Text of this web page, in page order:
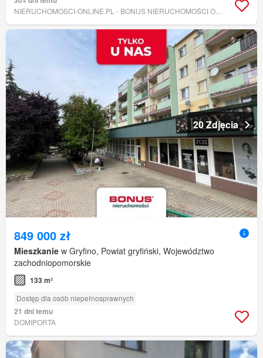
20 Zdjęcia
849 000 zł
Mieszkanie w Gryfino, Powiat gryfiński, Województwo
zachodniopomorskie
133 m²
Dostęp dla osób niepełnosprawnych
21 dni temu
DOMIPORTA